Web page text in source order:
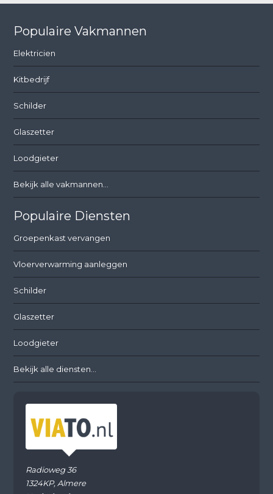
Populaire Vakmannen
Elektricien
Kitbedrijf
Schilder
Glaszetter
Loodgieter
Bekijk alle vakmannen...
Populaire Diensten
Groepenkast vervangen
Vloerverwarming aanleggen
Schilder
Glaszetter
Loodgieter
Bekijk alle diensten...
Radioweg 36
1324KP, Almere